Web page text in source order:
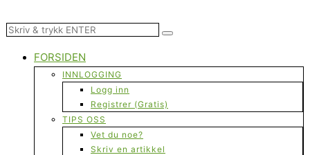
FORSIDEN
INNLOGGING
Logg inn
Registrer (Gratis)
TIPS OSS
Vet du noe?
Skriv en artikkel